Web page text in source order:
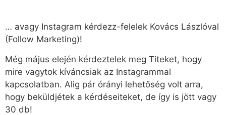
… avagy Instagram kérdezz-felelek Kovács Lászlóval
(Follow Marketing)!
Még május elején kérdeztelek meg Titeket, hogy
mire vagytok kíváncsiak az Instagrammal
kapcsolatban. Alig pár órányi lehetőség volt arra,
hogy beküldjétek a kérdéseiteket, de így is jött vagy
30 db!